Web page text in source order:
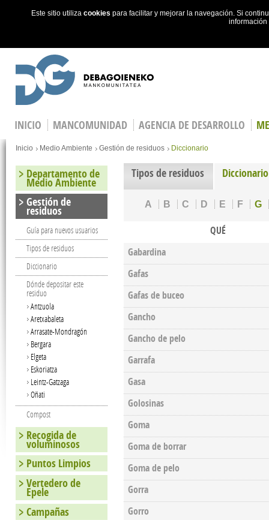
Este sitio utiliza cookies para facilitar y mejorar la navegación. Si
INICIO MANCOMUNIDAD AGENCIA DE DESARROLLO
You are here
Inicio Medio Ambiente Gestión de residuos Diccionario
Tipos de residuos Diccionario
A B C D E F G
QUÉ
Gabardina
Gafas
Gafas de buceo
Gancho
Gancho de pelo
Garrafa
Gasa
Golosinas
Goma
Goma de borrar
Goma de pelo
Gorra
Gorro
Departamento de
Medio Ambiente
Gestión de
residuos
Guía para nuevos usuarios
Tipos de residuos
Diccionario
Dónde depositar este
residuo
Antzuola
Aretxabaleta
Arrasate-Mondragón
Bergara
Elgeta
Eskoriatza
Leintz-Gatzaga
Oñati
Compost
Recogida de
voluminosos
Puntos Limpios
Vertedero de
Epele
Campañas